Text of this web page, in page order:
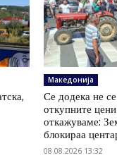
Македонија
Се додека не
откупните
откажуваме:
блокираа
08.08.2026 13:32